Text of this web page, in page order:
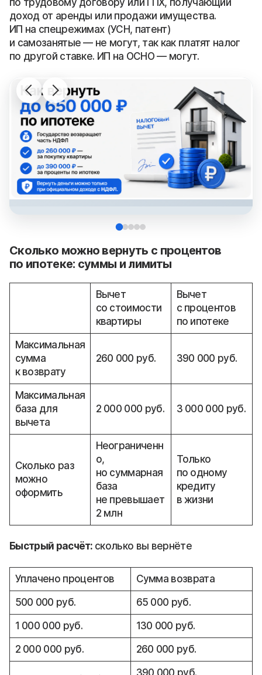
доход от аренды или продажи имущества.
ИП на спецрежимах (УСН, патент)
и самозанятые — не могут, так как платят налог
по другой ставке. ИП на ОСНО — могут.
Сколько можно вернуть с процентов
по ипотеке: суммы и лимиты
Вычет
со стоимости
квартиры
Вычет
с процентов
по ипотеке
Максимальная
сумма
к возврату
260 000 руб. 390 000 руб.
Максимальная
база для
вычета
2 000 000 руб. 3 000 000 руб.
Сколько раз
можно
оформить
Неограниченн
о,
но суммарная
база
не превышает
2 млн
Только
по одному
кредиту
в жизни
Быстрый расчёт: сколько вы вернёте
Уплачено процентов
Сумма возврата
500 000 руб.
65 000 руб.
1 000 000 руб.
130 000 руб.
2 000 000 руб.
260 000 руб.
390 000 руб.